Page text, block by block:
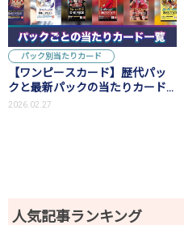
パック別当たりカード
【ワンピースカード】歴代パッ
クと最新パックの当たりカード
一覧
2026.02.27
人気記事ランキング